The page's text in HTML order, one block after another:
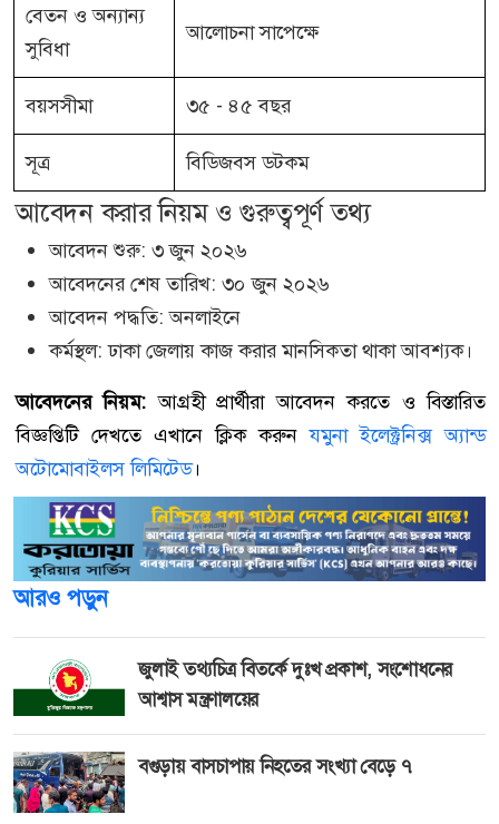
বেতন ও অন্যান্য
সুবিধা
আলোচনা সাপেক্ষে
বয়সসীমা ৩৫ - ৪৫ বছর
সূত্র বিডিজবস ডটকম
আবেদন করার নিয়ম ও গুরুত্বপূর্ণ তথ্য
আবেদন শুরু: ৩ জুন ২০২৬
আবেদনের শেষ তারিখ: ৩০ জুন ২০২৬
আবেদন পদ্ধতি: অনলাইনে
কর্মস্থল: ঢাকা জেলায় কাজ করার মানসিকতা থাকা আবশ্যক।
আবেদনের নিয়ম: আগ্রহী প্রার্থীরা আবেদন করতে ও বিস্তারিত
বিজ্ঞপ্তিটি দেখতে এখানে ক্লিক করুনযমুনা ইলেক্ট্রনিক্স অ্যান্ড
অটোমোবাইলস লিমিটেড।
আরও পড়ুন
জুলাই তথ্যচিত্র বিতর্কে দুঃখ প্রকাশ, সংশোধনের
আশ্বাস মন্ত্রণালয়ের
বগুড়ায় বাসচাপায় নিহতের সংখ্যা বেড়ে ৭